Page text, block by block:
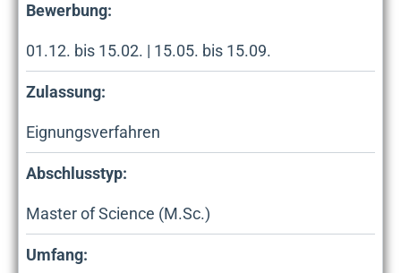
Bewerbung:
01.12. bis 15.02. | 15.05. bis 15.09.
Zulassung:
Eignungsverfahren
Abschlusstyp:
Master of Science (M.Sc.)
Umfang: